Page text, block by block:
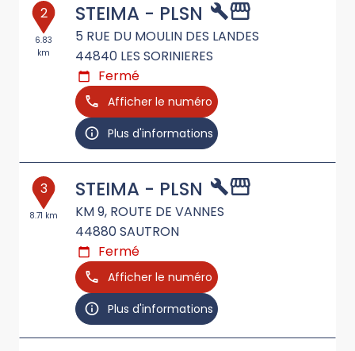
2
6.83
km
STEIMA - PLSN
5 RUE DU MOULIN DES LANDES
44840 LES SORINIERES
Fermé
Afficher le numéro
Plus d'informations
3
8.71 km
STEIMA - PLSN
KM 9, ROUTE DE VANNES
44880SAUTRON
Fermé
Afficher le numéro
Plus d'informations